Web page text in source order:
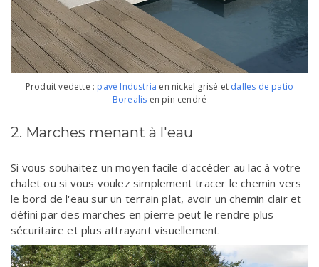
Produit vedette : pavé Industria en nickel grisé et dalles de patio
Borealis en pin cendré
2. Marches menant à l'eau
Si vous souhaitez un moyen facile d'accéder au lac à votre
chalet ou si vous voulez simplement tracer le chemin vers
le bord de l'eau sur un terrain plat, avoir un chemin clair et
défini par des marches en pierre peut le rendre plus
sécuritaire et plus attrayant visuellement.